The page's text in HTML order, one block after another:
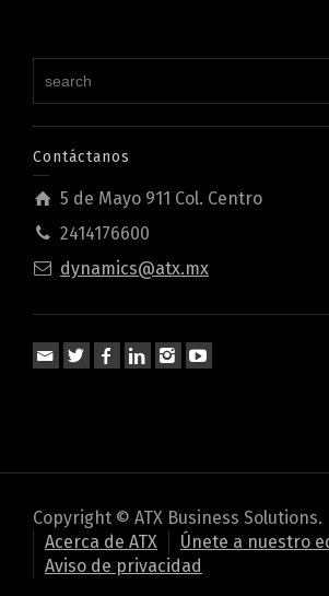
Contáctanos
5 de Mayo 911 Col. Centro
2414176600
dynamics@atx.mx
Copyright © ATX Business Solutions.
Acerca de ATX
Únete a nuestro
Aviso de privacidad